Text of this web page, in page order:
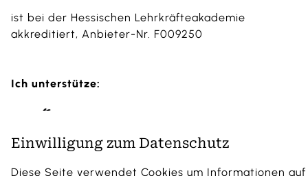
ist bei der Hessischen Lehrkräfteakademie
akkreditiert, Anbieter-Nr. F009250
Ich unterstütze:
Einwilligung zum Datenschutz
Diese Seite verwendet Cookies um Informationen auf